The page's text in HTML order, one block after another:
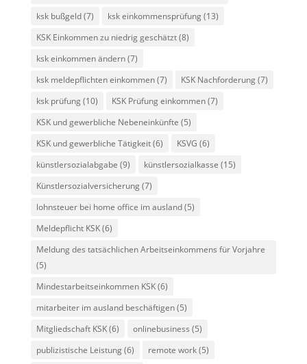
ksk bußgeld(7) ksk einkommensprüfung(13)
KSK Einkommen zu niedrig geschätzt(8)
ksk einkommen ändern(7)
ksk meldepflichten einkommen(7) KSK Nachforderung(7)
ksk prüfung(10) KSK Prüfung einkommen(7)
KSK und gewerbliche Nebeneinkünfte (5)
KSK und gewerbliche Tätigkeit(6) KSVG (6)
künstlersozialabgabe (9) künstlersozialkasse (15)
Künstlersozialversicherung(7)
lohnsteuer bei home office im ausland(5)
Meldepflicht KSK(6)
Meldung des tatsächlichen Arbeitseinkommens für Vorjahre
(5)
Mindestarbeitseinkommen KSK(6)
mitarbeiter im ausland beschäftigen(5)
Mitgliedschaft KSK(6) onlinebusiness (5)
publizistische Leistung(6) remote work(5)